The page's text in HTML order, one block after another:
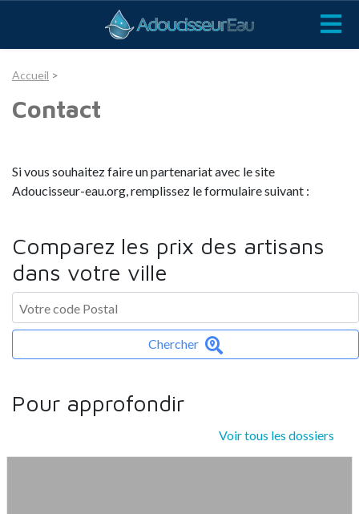
Accueil >
Contact
Si vous souhaitez faire un partenariat avec le site
Adoucisseur-eau.org, remplissez le formulaire suivant :
Comparez les prix des artisans
dans votre ville
Chercher
Pour approfondir
Voir tous les dossiers